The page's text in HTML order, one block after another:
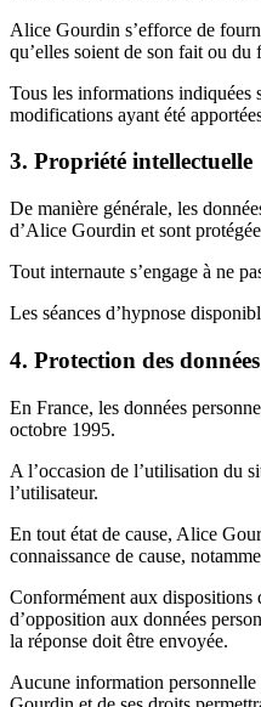
Alice Gourdin s’efforce de
qu’elles soient de son fait ou
Tous les informations indiquées
modifications ayant été
3. Propriété intellectuelle
De manière générale, les
d’Alice Gourdin et sont
Tout internaute s’engage à ne
Les séances d’hypnose
4. Protection des
En France, les données
octobre 1995.
A l’occasion de l’utilisation du
l’utilisateur.
En tout état de cause, Alice
connaissance de cause,
Conformément aux dispositions
d’opposition aux données
la réponse doit être envoyée.
Aucune information personnelle